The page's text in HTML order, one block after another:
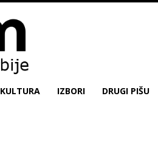
KULTURA IZBORI DRUGI PIŠU